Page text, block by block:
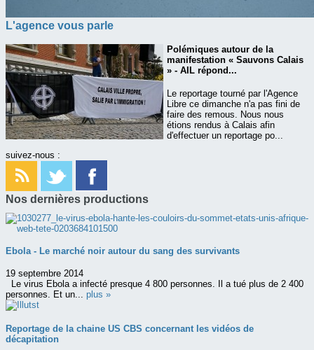
L'agence vous parle
Polémiques autour de la
manifestation « Sauvons Calais
» - AIL répond...
Le reportage tourné par l'Agence
Libre ce dimanche n'a pas fini de
faire des remous. Nous nous
étions rendus à Calais afin
d'effectuer un reportage po...
suivez-nous :
Nos dernières productions
Ebola - Le marché noir autour du sang des survivants
19 septembre 2014
Le virus Ebola a infecté presque 4 800 personnes. Il a tué plus de 2 400
personnes. Et un... plus »
Reportage de la chaine US CBS concernant les vidéos de
décapitation